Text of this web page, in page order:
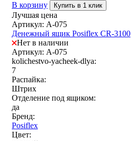
В корзину
Купить в 1 клик
Лучшая цена
Артикул: A-075
Денежный ящик Posiflex CR-3100
Нет в наличии
Артикул: A-075
kolichestvo-yacheek-dlya:
7
Распайка:
Штрих
Отделение под ящиком:
да
Бренд:
Posiflex
Цвет: